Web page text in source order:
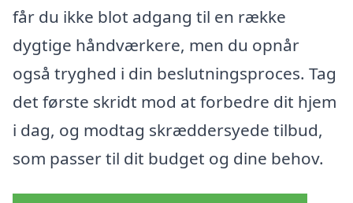
får du ikke blot adgang til en række
dygtige håndværkere, men du opnår
også tryghed i din beslutningsproces. Tag
det første skridt mod at forbedre dit hjem
i dag, og modtag skræddersyede tilbud,
som passer til dit budget og dine behov.